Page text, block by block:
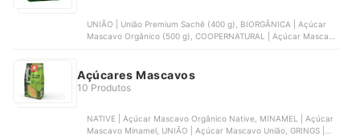
UNIÃO | União Premium Sachê (400 g), BIORGÂNICA | Açúcar
Mascavo Orgânico (500 g), COOPERNATURAL | Açúcar Mascavo
SPICES | Açúcar Mascavo Bombay Herbs & Spices (1 kg)
Açúcares Mascavos
10 Produtos
NATIVE | Açúcar Mascavo Orgânico Native, MINAMEL | Açúcar
Mascavo Minamel, UNIÃO | Açúcar Mascavo União, GRINGS |